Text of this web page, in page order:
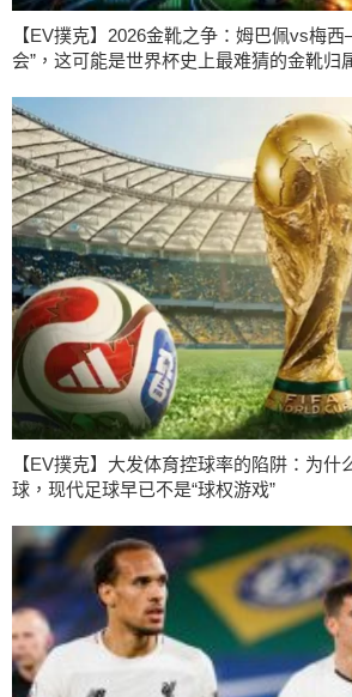
【EV撲克】2026金靴之争：姆巴佩vs梅
会”，这可能是世界杯史上最难猜的金靴归
【EV撲克】大发体育控球率的陷阱：为什
球，现代足球早已不是“球权游戏”